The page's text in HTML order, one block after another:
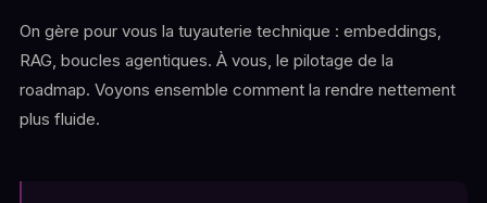
On gère pour vous la tuyauterie technique : embeddings,
RAG, boucles agentiques. À vous, le pilotage de la
roadmap. Voyons ensemble comment la rendre nettement
plus fluide.